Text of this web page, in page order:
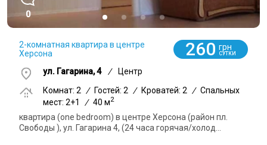
0
2-комнатная квартира в центре
Херсона
260 грн
СУТКИ
ул. Гагарина, 4 /
Центр
Комнат: 2
/ Гостей: 2 / Кроватей: 2 / Спальных
мест: 2+1
/ 40 м2
квартира (one bedroom) в центре Херсона (район пл.
Свободы ), ул. Гагарина 4, (24 часа горячая/холод...